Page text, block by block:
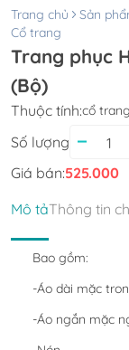
Trang chủ Sản
Cổ trang
Trang phục
(Bộ)
Thuộc tính:cổ
Số lượng
Giá bán:525.000
Mô tảThông tin
Bao gồm:
-Áo dài mặc
-Áo ngắn mặc